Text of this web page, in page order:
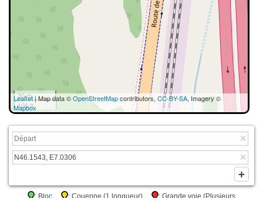
30 m
100 ft
Leaflet| Map data ©OpenStreetMapcontributors, CC-BY-SA, Imagery ©
Mapbox
: Bloc : Couenne (1 longueur) : Grande voie (Plusieurs